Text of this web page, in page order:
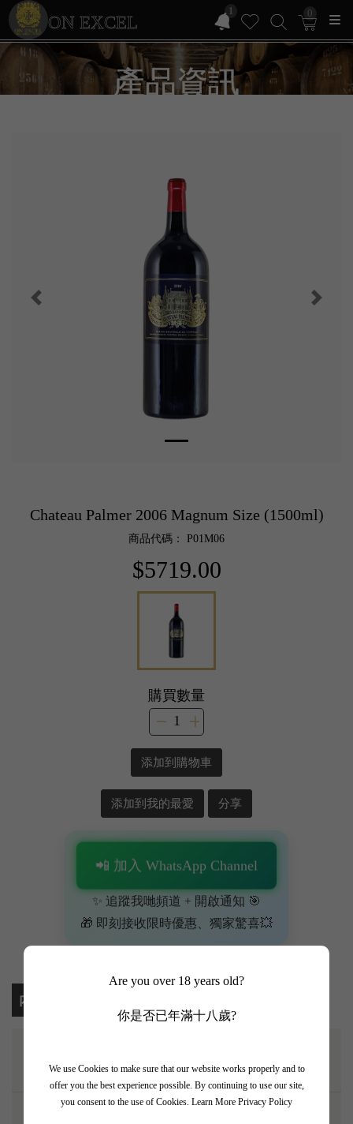
ON EXCEL
1 0
Are you over 18 years old?
你是否已年滿十八歲?
We use Cookies to make sure that our website works properly and to
offer you the best experience possible. By continuing to use our site,
you consent to the use of Cookies. Learn More Privacy Policy
產品資訊
Chateau Palmer 2006 Magnum Size (1500ml)
商品代碼： P01M06
$5719.00
購買數量
添加到購物車
添加到我的最愛 分享
📲 加入 WhatsApp Channel
✨ 追蹤我哋頻道 + 開啟通知 🎯
🎁 即刻接收限時優惠、獨家驚喜💥
內容